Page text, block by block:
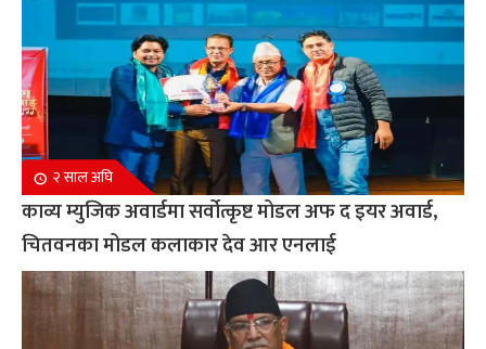
२ साल अघि
काव्य म्युजिक अवार्डमा सर्वोत्कृष्ट मोडल अफ द इयर अवार्ड,
चितवनका मोडल कलाकार देव आर एनलाई